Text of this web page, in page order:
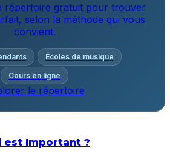
répertoire gratuit pour trouver
selon la méthode qui vous
convient.
Écoles de musique
Cours en ligne
le répertoire
est Important ?